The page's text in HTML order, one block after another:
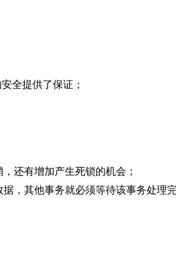
全提供了保证；
还有增加产生死锁的机会；
，其他事务就必须等待该事务处理